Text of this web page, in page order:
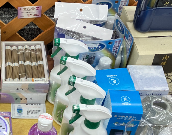
修繕 お引越し
お客様の声
お仏壇サービスについての
お問い合わせ
戒名書き 修繕
お客様の声
お位牌サービスについての
お問い合わせ
修繕 処分・廃棄
仏具サービスについての
お問い合わせ
クリーニング 追加彫刻
引越し 墓じまい
お客様の声
海洋散骨サービスについての
お問い合わせ